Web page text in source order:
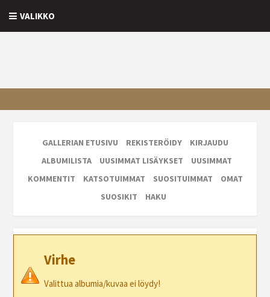
VALIKKO
GALLERIAN ETUSIVU REKISTERÖIDY
KIRJAUDU
ALBUMILISTA
UUSIMMAT LISÄYKSET
UUSIMMAT
KOMMENTIT
KATSOTUIMMAT SUOSITUIMMAT
OMAT
SUOSIKIT
HAKU
Virhe
Valittua albumia/kuvaa ei löydy!